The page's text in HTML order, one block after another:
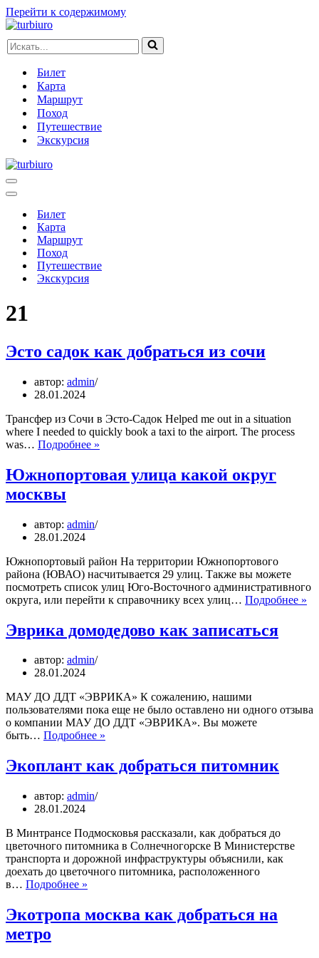
Перейти к содержимому
Искать...
Билет
Карта
Маршрут
Поход
Путешествие
Экскурсия
Меню
навигации
Меню
навигацииБилет
Карта
Маршрут
Поход
Путешествие
Экскурсия
21
Эсто садок как добраться из сочи
автор: admin
28.01.2024
Трансфер из Сочи в Эсто-Садок Helped me out in a situation
where I needed to quickly book a taxi to the airport. The process
was… Подробнее »
добраться
Южнопортовая улица какой округ
москвы
автор: admin
28.01.2024
Южнопортовый район На территории Южнопортового
района (ЮВАО) насчитывается 29 улиц. Также вы можете
посмотреть список улиц Юго-Восточного административного
округа, или перейти к справочнику всех улиц… Подробнее »
Эврика домодедово как записаться
автор: admin
28.01.2024
МАУ ДО ДДТ «ЭВРИКА» К сожалению, нашими
пользователями пока еще не было оставлено ни одного отзыва
о компании МАУ ДО ДДТ «ЭВРИКА». Вы можете
быть… Подробнее »
как
записаться
Экоплант как добраться питомник
автор: admin
28.01.2024
В Минтрансе Подмосковья рассказали, как добраться до
цветочного питомника в Солнечногорске В Министерстве
транспорта и дорожной инфраструктуры объяснили, как
доехать до цветочного питомника, расположенного
в… Подробнее »
питомник
Экотропа москва как добраться на
метро